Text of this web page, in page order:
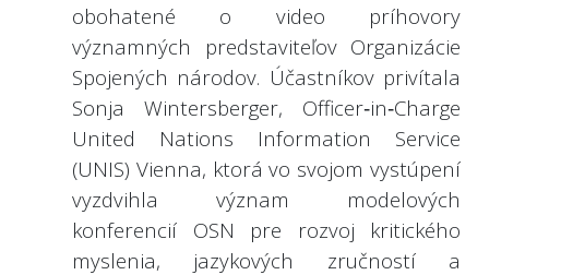
obohatené o video príhovory
významných predstaviteľov Organizácie
Spojených národov. Účastníkov privítala
Sonja Wintersberger, Officer‑in‑Charge
United Nations Information Service
(UNIS) Vienna, ktorá vo svojom vystúpení
vyzdvihla význam modelových
konferencií OSN pre rozvoj kritického
myslenia, jazykových zručností a